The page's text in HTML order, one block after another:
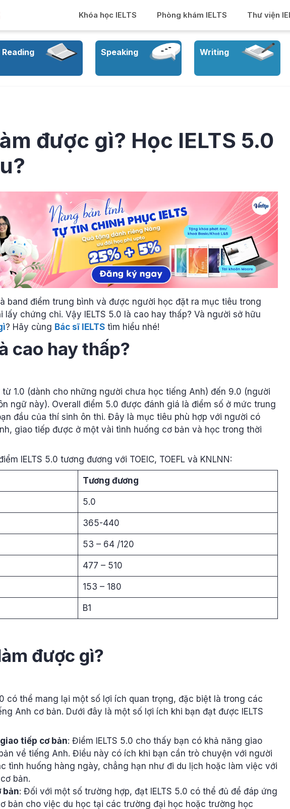
Khóa học IELTS Phòng khám IELTS Thư viện
Reading Speaking Writing
được gì? Học IELTS 5.0
band điểm trung bình và được người học đặt ra mục tiêu trong
lấy chứng chỉ. Vậy IELTS 5.0 là cao hay thấp? Và người sở hữu
? Hãy cùng Bác sĩ IELTS tìm hiểu nhé!
cao hay thấp?
từ 1.0 (dành cho những người chưa học tiếng Anh) đến 9.0 (người
ngữ này). Overall điểm 5.0 được đánh giá là điểm số ở mức trung
đầu của thí sinh ôn thi. Đây là mục tiêu phù hợp với người có
giao tiếp được ở một vài tình huống cơ bản và học trong thời
IELTS 5.0 tương đương với TOEIC, TOEFL và KNLNN:
Tương đương
5.0
365-440
53 – 64 /120
477 – 510
153 – 180
B1
được gì?
có thể mang lại một số lợi ích quan trọng, đặc biệt là trong các
Anh cơ bản. Dưới đây là một số lợi ích khi bạn đạt được IELTS
tiếp cơ bản: Điểm IELTS 5.0 cho thấy bạn có khả năng giao
về tiếng Anh. Điều này có ích khi bạn cần trò chuyện với người
tình huống hàng ngày, chẳng hạn như đi du lịch hoặc làm việc với
bản.
bản: Đối với một số trường hợp, đạt IELTS 5.0 có thể đủ để đáp ứng
bản cho việc du học tại các trường đại học hoặc trường học